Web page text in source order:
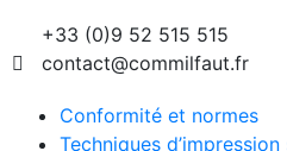
+33 (0)9 52 515 515
contact@commilfaut.fr
Conformité et normes
Techniques